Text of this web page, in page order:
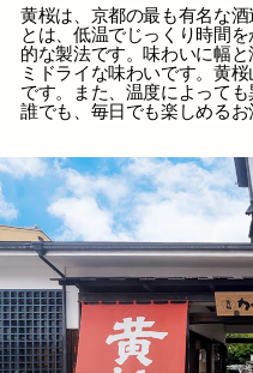
黄桜は、京都の最も有名な
とは、低温でじっくり時間
的な製法です。味わいに幅
ミドライな味わいです。黄
です。また、温度によっても
誰でも、毎日でも楽しめるお